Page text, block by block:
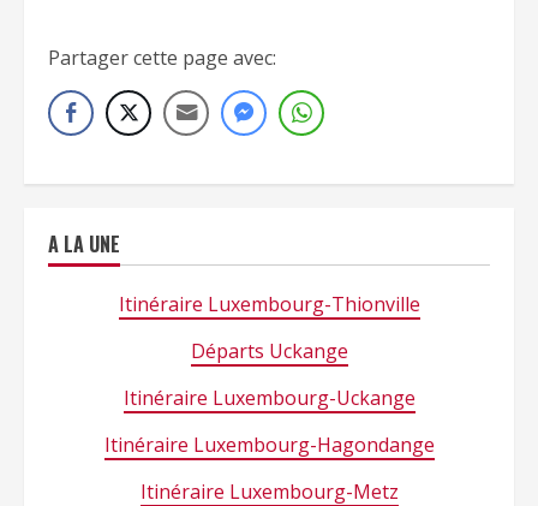
Partager cette page avec:
A LA UNE
Itinéraire Luxembourg-Thionville
Départs Uckange
Itinéraire Luxembourg-Uckange
Itinéraire Luxembourg-Hagondange
Itinéraire Luxembourg-Metz